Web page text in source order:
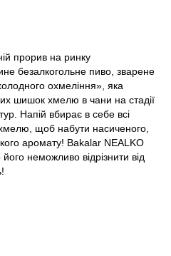
прорив на ринку
безалкогольне пиво, зварене
охмеління», яка
шишок хмелю в чани на стадії
Напій вбирає в себе всі
щоб набути насиченого,
аромату! Bakalar NEALKO
неможливо відрізнити від